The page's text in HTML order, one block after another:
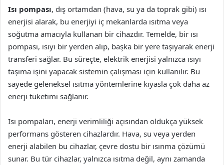
Isı pompası, dış ortamdan (hava, su ya da toprak gibi) ısı
enerjisi alarak, bu enerjiyi iç mekanlarda ısıtma veya
soğutma amacıyla kullanan bir cihazdır. Temelde, bir ısı
pompası, ısıyı bir yerden alıp, başka bir yere taşıyarak enerji
transferi sağlar. Bu süreçte, elektrik enerjisi yalnızca ısıyı
taşıma işini yapacak sistemin çalışması için kullanılır. Bu
sayede geleneksel ısıtma yöntemlerine kıyasla çok daha az
enerji tüketimi sağlanır.
Isı pompaları, enerji verimliliği açısından oldukça yüksek
performans gösteren cihazlardır. Hava, su veya yerden
enerji alabilen bu cihazlar, çevre dostu bir ısınma çözümü
sunar. Bu tür cihazlar, yalnızca ısıtma değil, aynı zamanda